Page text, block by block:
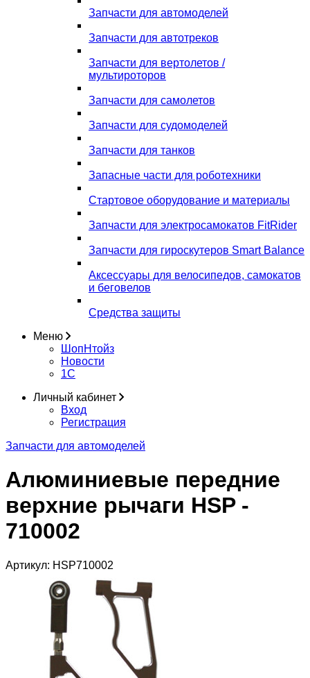
Запчасти для автомоделей
Запчасти для автотреков
Запчасти для вертолетов /
мультироторов
Запчасти для самолетов
Запчасти для судомоделей
Запчасти для танков
Запасные части для роботехники
Стартовое оборудование и материалы
Запчасти для электросамокатов FitRider
Запчасти для гироскутеров Smart Balance
Аксессуары для велосипедов, самокатов
и беговелов
Средства защиты
Меню
ШопНтойз
Новости
1C
Личный кабинет
Вход
Регистрация
Запчасти для автомоделей
Алюминиевые передние
верхние рычаги HSP -
710002
Артикул: HSP710002